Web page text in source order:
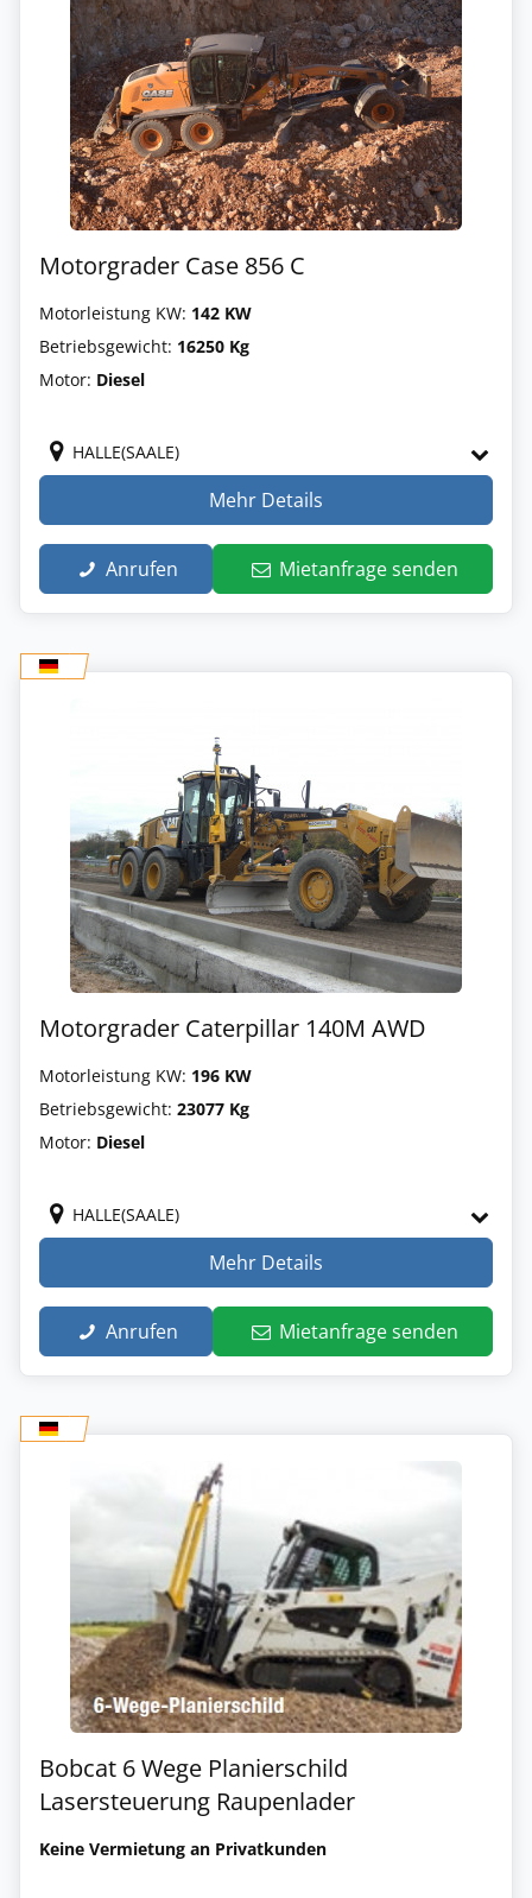
Motorgrader Case 856 C
Motorleistung KW: 142 KW
Betriebsgewicht: 16250 Kg
Motor: Diesel
HALLE(SAALE)
Mehr Details
Anrufen Mietanfrage senden
Motorgrader Caterpillar 140M AWD
Motorleistung KW: 196 KW
Betriebsgewicht: 23077 Kg
Motor: Diesel
HALLE(SAALE)
Mehr Details
Anrufen Mietanfrage senden
Bobcat 6 Wege Planierschild
Lasersteuerung Raupenlader
Keine Vermietung an Privatkunden